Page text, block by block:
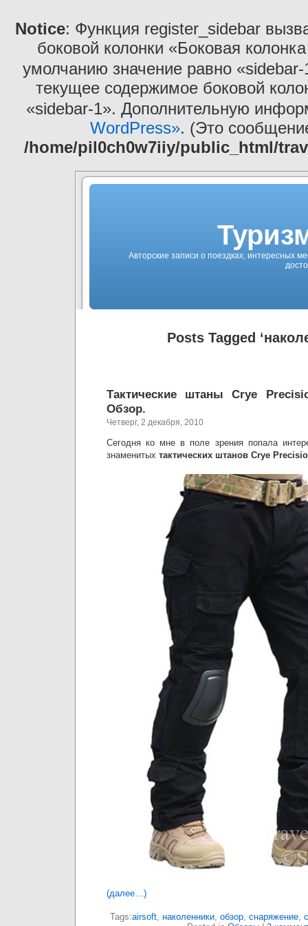
Notice: Функция register_sidebar
боковой колонки «Боковая
умолчанию значение равно
текущее содержимое боковой
«sidebar-1». Дополнительную
WordPress». (Это
/home/pil0ch0w7iiy/public_html/
Авторские записи о поездках, интересных
Posts Tagged
Тактические штаны Crye
Обзор.
Четверг, 2 декабря, 2010
Сегодня ко мне в поле зрения попала
знаменитых тактических штанов Crye
(далее…)
Tags:airsoft, наколенники, обзор, снаряжение,